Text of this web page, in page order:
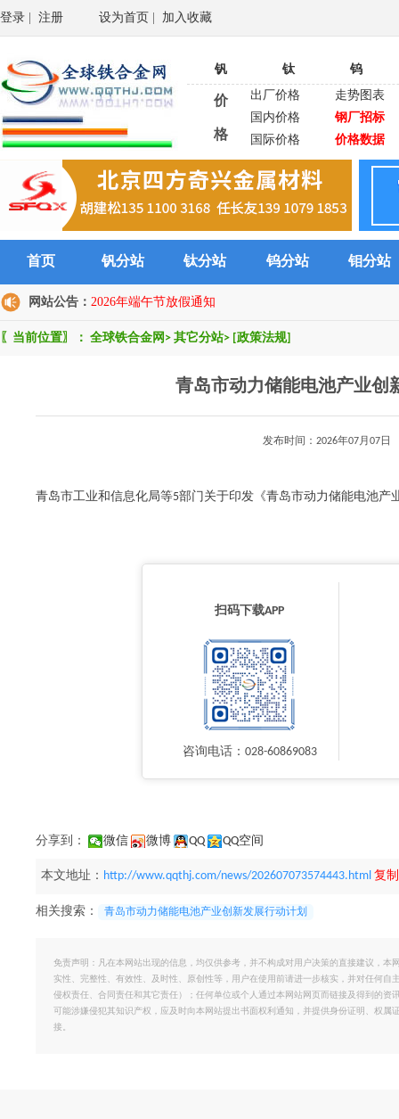
登录 注册 设为首页 加入收藏
钒 钛 钨
价
格
出厂价格
走势图表
国内价格
钢厂招标
国际价格
价格数据
首页 钒分站 钛分站 钨分站 钼分站
网站公告： 2026年端午节放假通知
〖当前位置〗： 全球铁合金网 > 其它分站> [政策法规]
青岛市动力储能电池产业创
发布时间：2026年07月07
青岛市工业和信息化局等5部门关于印发《青岛市动力储能电池产
扫码下载APP
咨询电话：028-60869083
分享到： 微信 微博 QQ QQ空间
本文地址： http://www.qqthj.com/news/202607073574443.html 复
相关搜索： 青岛市动力储能电池产业创新发展行动计划
免责声明：凡在本网站出现的信息，均仅供参考，并不构成对用户决策的直接建议，
实性、完整性、有效性、及时性、原创性等，用户在使用前请进一步核实，并对任何
侵权责任、合同责任和其它责任）；任何单位或个人通过本网站网页而链接及得到的
可能涉嫌侵犯其知识产权，应及时向本网站提出书面权利通知，并提供身份证明、权
接。